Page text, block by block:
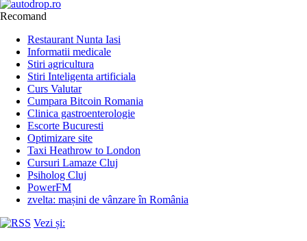
Recomand
Restaurant Nunta Iasi
Informatii medicale
Stiri agricultura
Stiri Inteligenta artificiala
Curs Valutar
Cumpara Bitcoin Romania
Clinica gastroenterologie
Escorte Bucuresti
Optimizare site
Taxi Heathrow to London
Cursuri Lamaze Cluj
Psiholog Cluj
PowerFM
zvelta: mașini de vânzare în România
Vezi și: